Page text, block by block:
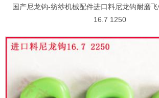
国产尼龙钩-纺纱机械配件进口料尼龙钩耐磨
16.7 1250